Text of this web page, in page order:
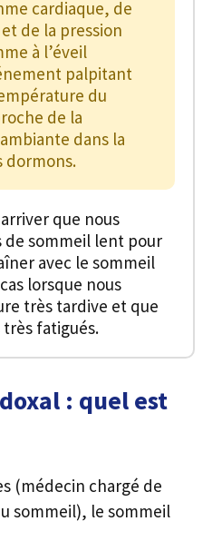
cardiaque, de
de la pression
à l’éveil
palpitant
du
de la
dans la
dormons.
que nous
de sommeil lent pour
avec le sommeil
lorsque nous
très tardive et que
très fatigués.
: quel est
(médecin chargé de
sommeil), le sommeil